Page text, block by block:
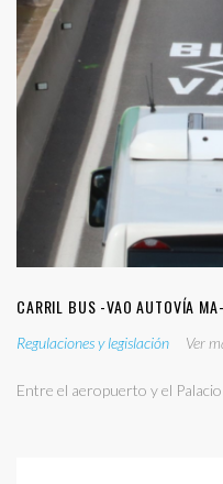
CARRIL BUS -VAO AUTOVÍA
Regulaciones y legislación Ver
Entre el aeropuerto y el